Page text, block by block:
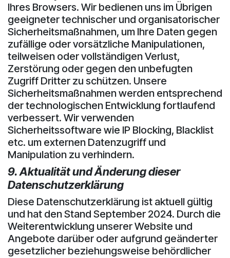
Ihres Browsers. Wir bedienen uns im Übrigen
geeigneter technischer und organisatorischer
Sicherheitsmaßnahmen, um Ihre Daten gegen
zufällige oder vorsätzliche Manipulationen,
teilweisen oder vollständigen Verlust,
Zerstörung oder gegen den unbefugten
Zugriff Dritter zu schützen. Unsere
Sicherheitsmaßnahmen werden entsprechend
der technologischen Entwicklung fortlaufend
verbessert. Wir verwenden
Sicherheitssoftware wie IP Blocking, Blacklist
etc. um externen Datenzugriff und
Manipulation zu verhindern.
9. Aktualität und Änderung dieser
Datenschutzerklärung
Diese Datenschutzerklärung ist aktuell gültig
und hat den Stand September 2024. Durch die
Weiterentwicklung unserer Website und
Angebote darüber oder aufgrund geänderter
gesetzlicher beziehungsweise behördlicher